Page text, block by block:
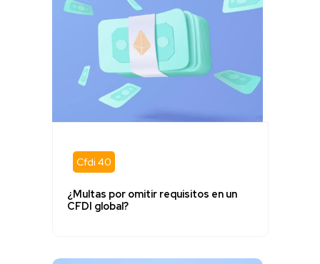
Cfdi 40
¿Multas por omitir requisitos en un
CFDI global?